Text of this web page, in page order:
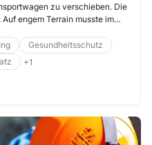
zu verschieben. Die
engem Terrain musste im
Sie nachfolgend, wie es
welche Konsequenzen der
Gesundheitsschutz
+1